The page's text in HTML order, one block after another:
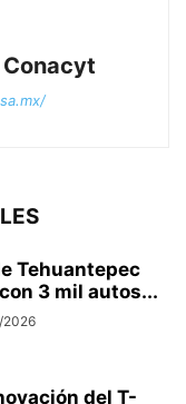
Tehuantepec
3 mil autos...
2026
del T-